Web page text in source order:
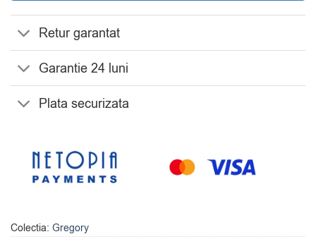
Retur garantat
Garantie 24 luni
Plata securizata
Colectia: Gregory